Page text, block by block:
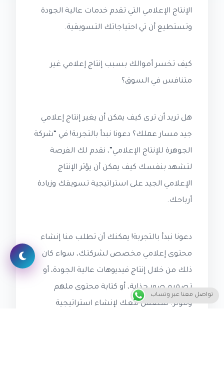
الإنتاج الإعلامي التي تقدم خدمات عالية الجودة
وتستطيع أن تي احتياجاتك التسويقية.
كيف تخسر أموالك بسبب إنتاج إعلامي غير
متنافس في السوق؟
هل تريد أن ترى كيف يمكن أن يغير إنتاج إعلامي
جيد مسار عملك؟ دعونا نبدأ بالتجربة! في “شركة
الجوهرة للإنتاج الإعلامي”، نقدم لك الفرصة
لتشهد بنفسك كيف يمكن أن يؤثر الإنتاج
الإعلامي الجيد على استراتيجية تسويقك وزيادة
أرباحك.
دعونا نبدأ بالتجربة! يمكنك أن تطلب منا إنشاء
محتوى إعلامي مخصص لشركتك، سواء كان
ذلك من خلال إنتاج فيديوهات عالية الجودة، أو
تصميم صور جذابة، أو كتابة محتوى ملهم
ومؤثر. سنعمل معك لإنشاء استراتيجية
تواصل معنا عبر وتساب